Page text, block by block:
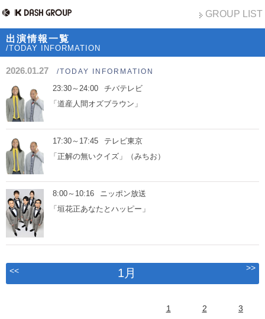
GROUP LIST
出演情報一覧
/TODAY INFORMATION
2026.01.27 /TODAY INFORMATION
23:30～24:00
チバテレビ
「道産人間オズブラウン」
17:30～17:45
テレビ東京
「正解の無いクイズ」（みちお）
8:00～10:16
ニッポン放送
「垣花正あなたとハッピー」
<< 1月 >>
1 2 3